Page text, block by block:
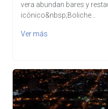
vera abundan bares y
icónico&nbsp;Boliche...
Ver más